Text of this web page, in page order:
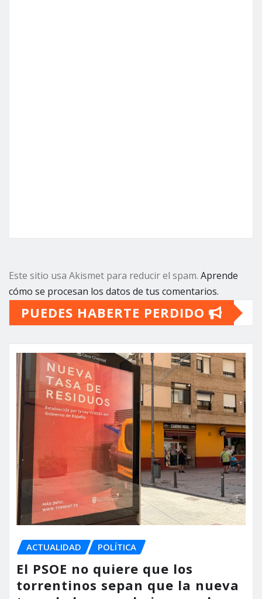
Este sitio usa Akismet para reducir el spam. Aprende
cómo se procesan los datos de tus comentarios.
PUEDES HABERTE PERDIDO
ACTUALIDAD POLÍTICA
El PSOE no quiere que los
torrentinos sepan que la nueva